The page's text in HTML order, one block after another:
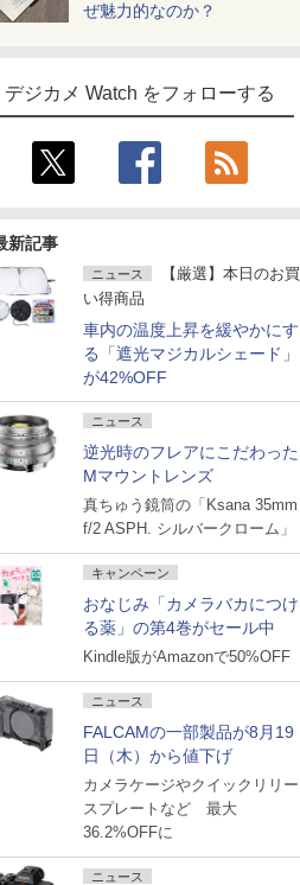
ぜ魅力的なのか？
デジカメ Watch をフォローする
新記事
ニュース
【厳選】本日のお買
い得商品
車内の温度上昇を緩やかにす
る「遮光マジカルシェード」
が42%OFF
ニュース
逆光時のフレアにこだわった
Mマウントレンズ
真ちゅう鏡筒の「Ksana 35mm
f/2 ASPH. シルバークローム」
キャンペーン
おなじみ「カメラバカにつけ
る薬」の第4巻がセール中
Kindle版がAmazonで50%OFF
ニュース
FALCAMの一部製品が8月19
日（木）から値下げ
カメラケージやクイックリリー
スプレートなど 最大
36.2%OFFに
ニュース